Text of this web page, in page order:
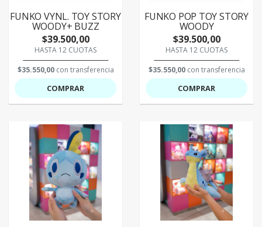
FUNKO VYNL. TOY STORY
WOODY+ BUZZ
$39.500,00
HASTA 12 CUOTAS
$35.550,00con transferencia
COMPRAR
FUNKO POP TOY STORY
WOODY
$39.500,00
HASTA 12 CUOTAS
$35.550,00con transferencia
COMPRAR